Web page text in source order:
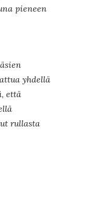
pieneen
yhdellä
että
rullasta